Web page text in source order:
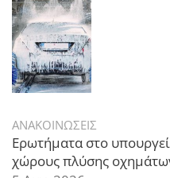
ΑΝΑΚΟΙΝΩΣΕΙΣ
Ερωτήματα στο
χώρους πλύσης